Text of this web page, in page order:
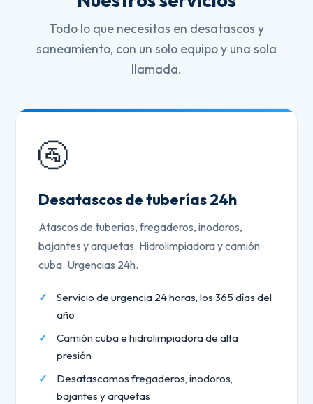
Todo lo que necesitas en desatascos y
saneamiento, con un solo equipo y una sola
llamada.
🚰
Desatascos de tuberías 24h
Atascos de tuberías, fregaderos, inodoros,
bajantes y arquetas. Hidrolimpiadora y camión
cuba. Urgencias 24h.
Servicio de urgencia 24 horas, los 365 días del
año
Camión cuba e hidrolimpiadora de alta
presión
Desatascamos fregaderos, inodoros,
bajantes y arquetas